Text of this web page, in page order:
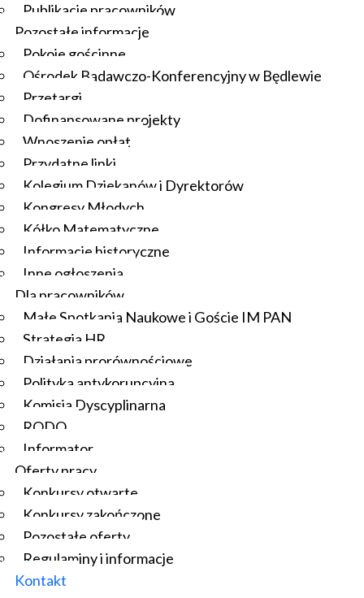
Publikacje pracowników
Pozostałe informacje
Pokoje gościnne
Ośrodek Badawczo-Konferencyjny w Będlewie
Przetargi
Dofinansowane projekty
Wnoszenie opłat
Przydatne linki
Kolegium Dziekanów i Dyrektorów
Kongresy Młodych
Kółko Matematyczne
Informacje historyczne
Inne ogłoszenia
Dla pracowników
Małe Spotkania Naukowe i Goście IM PAN
Strategia HR
Działania prorównościowe
Polityka antykorupcyjna
Komisja Dyscyplinarna
RODO
Informator
Oferty pracy
Konkursy otwarte
Konkursy zakończone
Pozostałe oferty
Regulaminy i informacje
Kontakt